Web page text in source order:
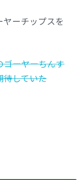
ーチップスを
ゴーヤーちんす
待していた